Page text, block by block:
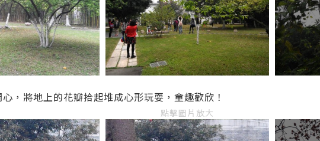
，將地上的花瓣拾起堆成心形玩耍，童趣歡欣！
點擊圖片放大